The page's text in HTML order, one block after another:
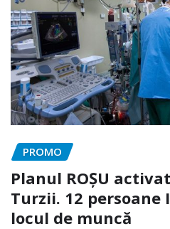
PROMO
Planul ROȘU
Turzii. 12 persoane
locul de muncă